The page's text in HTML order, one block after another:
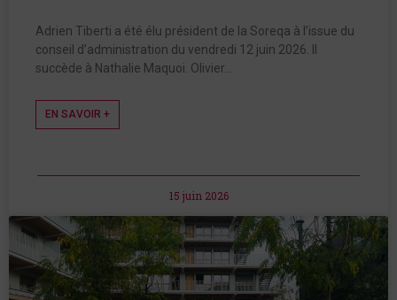
Adrien Tiberti a été élu président de la Soreqa à l’issue du
conseil d’administration du vendredi 12 juin 2026. Il
succède à Nathalie Maquoi. Olivier…
EN SAVOIR +
15 juin 2026